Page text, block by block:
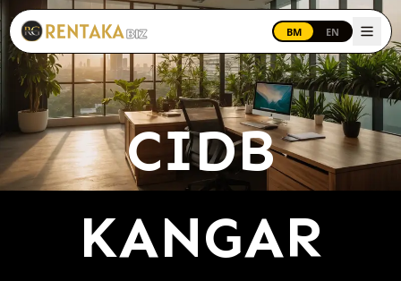
Langkau ke kandungan utama
BM EN
CIDB
KANGAR